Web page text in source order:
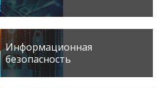
Информационная
безопасность